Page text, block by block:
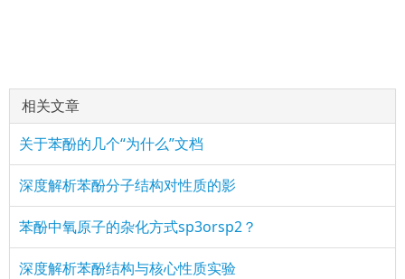
相关文章
关于苯酚的几个“为什么”文档
深度解析苯酚分子结构对性质的影
苯酚中氧原子的杂化方式sp3orsp2？
深度解析苯酚结构与核心性质实验